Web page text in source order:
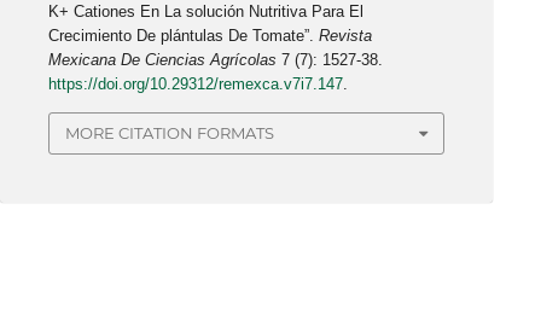
K+ Cationes En La solución Nutritiva Para El
Crecimiento De plántulas De Tomate”.Revista
Mexicana De Ciencias Agrícolas 7 (7): 1527-38.
https://doi.org/10.29312/remexca.v7i7.147.
MORE CITATION FORMATS